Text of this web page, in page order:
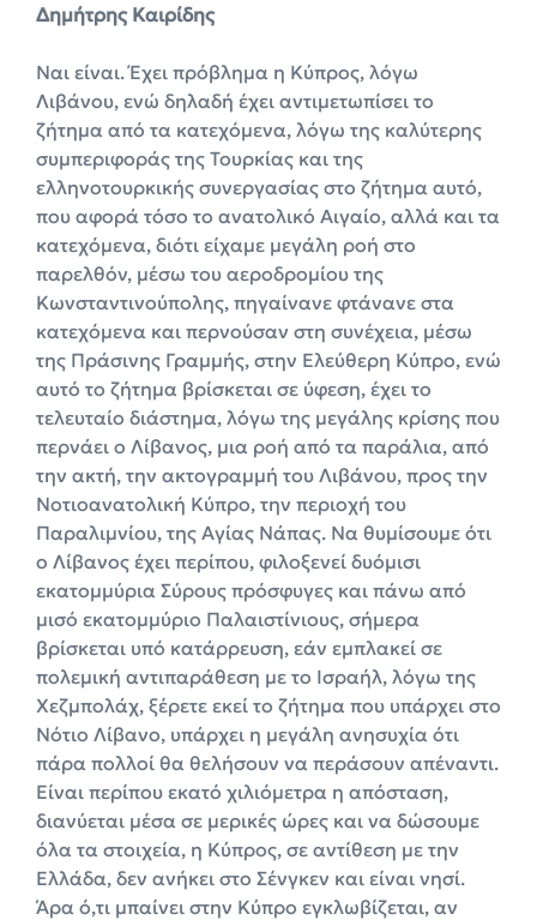
Δημήτρης Καιρίδης
Ναι είναι. Έχει πρόβλημα η Κύπρος, λόγω
Λιβάνου, ενώ δηλαδή έχει αντιμετωπίσει το
ζήτημα από τα κατεχόμενα, λόγω της καλύτερης
συμπεριφοράς της Τουρκίας και της
ελληνοτουρκικής συνεργασίας στο ζήτημα αυτό,
που αφορά τόσο το ανατολικό Αιγαίο, αλλά και τα
κατεχόμενα, διότι είχαμε μεγάλη ροή στο
παρελθόν, μέσω του αεροδρομίου της
Κωνσταντινούπολης, πηγαίνανε φτάνανε στα
κατεχόμενα και περνούσαν στη συνέχεια, μέσω
της Πράσινης Γραμμής, στην Ελεύθερη Κύπρο, ενώ
αυτό το ζήτημα βρίσκεται σε ύφεση, έχει το
τελευταίο διάστημα, λόγω της μεγάλης κρίσης που
περνάει ο Λίβανος, μια ροή από τα παράλια, από
την ακτή, την ακτογραμμή του Λιβάνου, προς την
Νοτιοανατολική Κύπρο, την περιοχή του
Παραλιμνίου, της Αγίας Νάπας. Να θυμίσουμε ότι
ο Λίβανος έχει περίπου, φιλοξενεί δυόμισι
εκατομμύρια Σύρους πρόσφυγες και πάνω από
μισό εκατομμύριο Παλαιστίνιους, σήμερα
βρίσκεται υπό κατάρρευση, εάν εμπλακεί σε
πολεμική αντιπαράθεση με το Ισραήλ, λόγω της
Χεζμπολάχ, ξέρετε εκεί το ζήτημα που υπάρχει στο
Νότιο Λίβανο, υπάρχει η μεγάλη ανησυχία ότι
πάρα πολλοί θα θελήσουν να περάσουν απέναντι.
Είναι περίπου εκατό χιλιόμετρα η απόσταση,
διανύεται μέσα σε μερικές ώρες και να δώσουμε
όλα τα στοιχεία, η Κύπρος, σε αντίθεση με την
Ελλάδα, δεν ανήκει στο Σένγκεν και είναι νησί.
Άρα ό,τι μπαίνει στην Κύπρο εγκλωβίζεται, αν